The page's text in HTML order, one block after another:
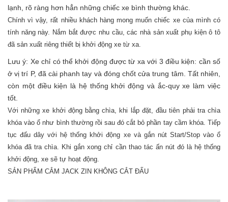
lạnh, rõ ràng hơn hẳn những chiếc xe bình thường khác.
Chính vì vậy, rất nhiều khách hàng mong muốn chiếc xe của mình có
tính năng này. Nắm bắt được nhu cầu, các nhà sản xuất phụ kiện ô tô
đã sản xuất riêng thiết bị khởi động xe từ xa.
Lưu ý: Xe chỉ có thể khởi động được từ xa với 3 điều kiện: cần số
ở vị trí P, đã cài phanh tay và đóng chốt cửa trung tâm. Tất nhiên,
còn một điều kiện là hệ thống khởi động và ắc-quy xe làm việc
tốt.
Với những xe khởi động bằng chìa, khi lắp đặt, đầu tiên phải tra chìa
khóa vào ổ như bình thường rồi sau đó cắt bỏ phần tay cầm khóa. Tiếp
tục đấu dây với hệ thống khởi động xe và gắn nút Start/Stop vào ổ
khóa đã tra chìa. Khi gắn xong chỉ cần thao tác ấn nút đó là hệ thống
khởi động, xe sẽ tự hoạt động.
SẢN PHẨM CẮM JACK ZIN KHÔNG CẮT ĐẤU